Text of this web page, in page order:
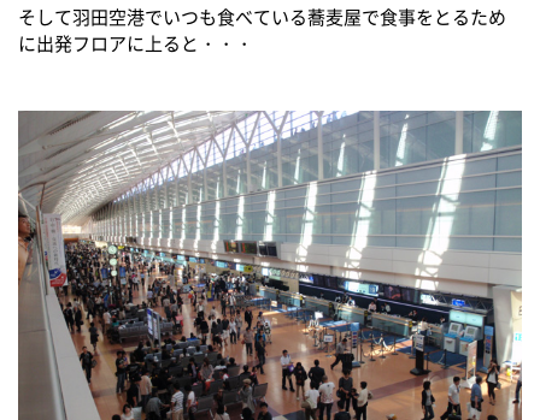
そして羽田空港でいつも食べている蕎麦屋で食事をとるため
に出発フロアに上ると・・・